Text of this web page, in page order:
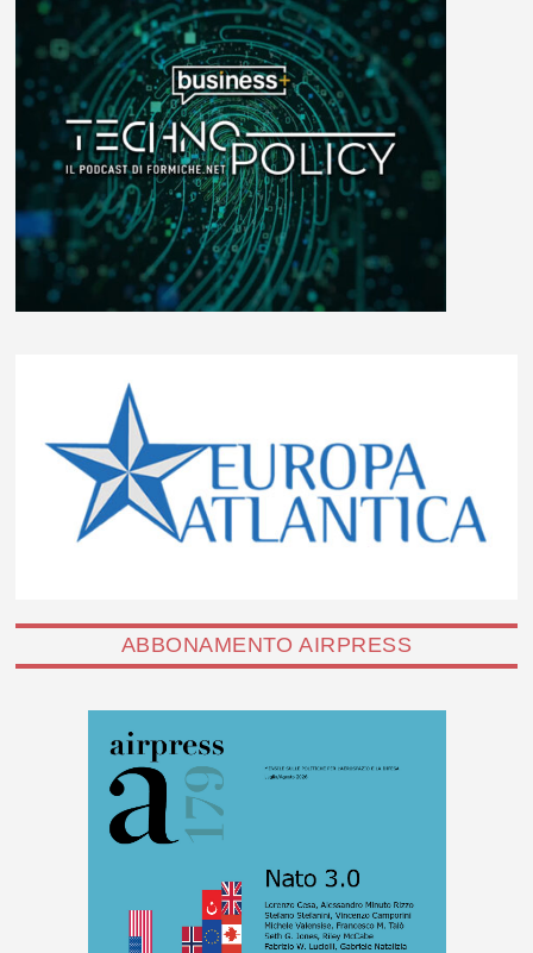
ABBONAMENTO AIRPRESS